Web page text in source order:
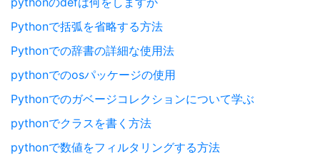
Pythonで括弧を省略する方法
Pythonでの辞書の詳細な使用法
pythonでのosパッケージの使用
Pythonでのガベージコレクションについて学ぶ
pythonでクラスを書く方法
pythonで数値をフィルタリングする方法